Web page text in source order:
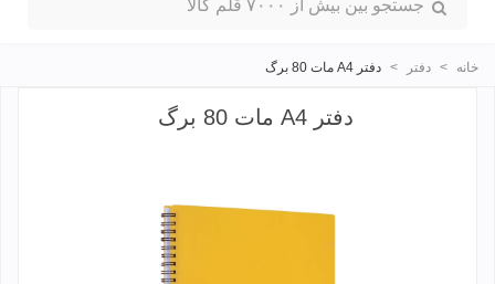
خانه > دفتر > دفتر A4 مات 80 برگ
دفتر A4 مات 80 برگ